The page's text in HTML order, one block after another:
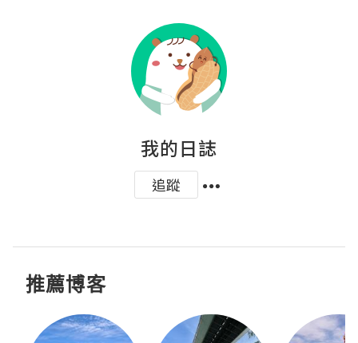
我的日誌
追蹤
推薦博客